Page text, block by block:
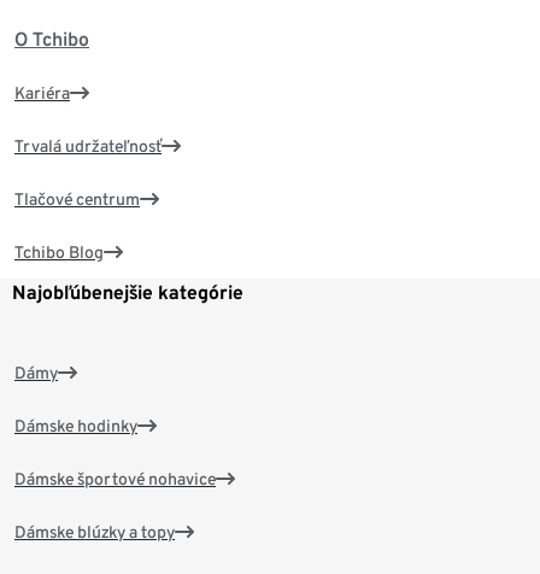
O Tchibo
Kariéra
Trvalá udržateľnosť
Tlačové centrum
Tchibo Blog
Najobľúbenejšie kategórie
Dámy
Dámske hodinky
Dámske športové nohavice
Dámske blúzky a topy